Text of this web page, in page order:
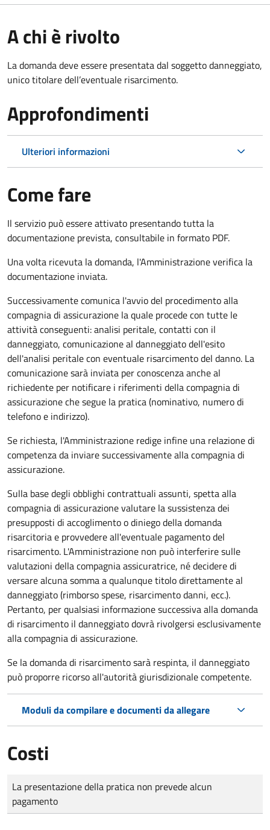
A chi è rivolto
La domanda deve essere presentata dal soggetto danneggiato,
unico titolare dell’eventuale risarcimento.
Approfondimenti
Ulteriori informazioni
Come fare
Il servizio può essere attivato presentando tutta la
documentazione prevista, consultabile in formato PDF.
Una volta ricevuta la domanda, l'Amministrazione verifica la
documentazione inviata.
Successivamente comunica l'avvio del procedimento alla
compagnia di assicurazione la quale procede con tutte le
attività conseguenti: analisi peritale, contatti con il
danneggiato, comunicazione al danneggiato dell'esito
dell'analisi peritale con eventuale risarcimento del danno. La
comunicazione sarà inviata per conoscenza anche al
richiedente per notificare i riferimenti della compagnia di
assicurazione che segue la pratica (nominativo, numero di
telefono e indirizzo).
Se richiesta, l'Amministrazione redige infine una relazione di
competenza da inviare successivamente alla compagnia di
assicurazione.
Sulla base degli obblighi contrattuali assunti, spetta alla
compagnia di assicurazione valutare la sussistenza dei
presupposti di accoglimento o diniego della domanda
risarcitoria e provvedere all'eventuale pagamento del
risarcimento. L'Amministrazione non può interferire sulle
valutazioni della compagnia assicuratrice, né decidere di
versare alcuna somma a qualunque titolo direttamente al
danneggiato (rimborso spese, risarcimento danni, ecc.).
Pertanto, per qualsiasi informazione successiva alla domanda
di risarcimento il danneggiato dovrà rivolgersi esclusivamente
alla compagnia di assicurazione.
Se la domanda di risarcimento sarà respinta, il danneggiato
può proporre ricorso all'autorità giurisdizionale competente.
Moduli da compilare e documenti da allegare
Costi
Tipo di pagamento
Importo
La presentazione della pratica non prevede alcun
pagamento